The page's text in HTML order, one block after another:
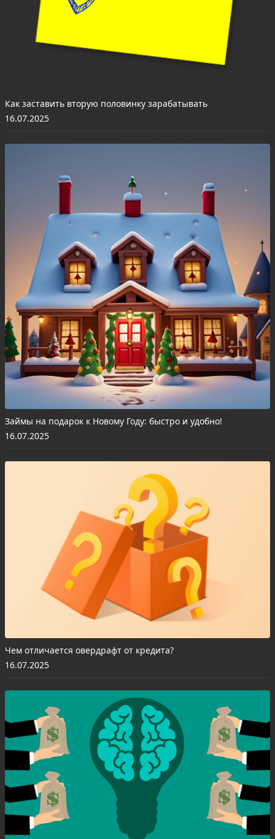
Как заставить вторую половинку зарабатывать
16.07.2025
Займы на подарок к Новому Году: быстро и удобно!
16.07.2025
Чем отличается овердрафт от кредита?
16.07.2025